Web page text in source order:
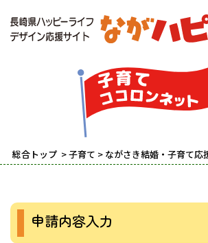
総合トップ >子育て > ながさき結婚・子育て応
申請内容入力